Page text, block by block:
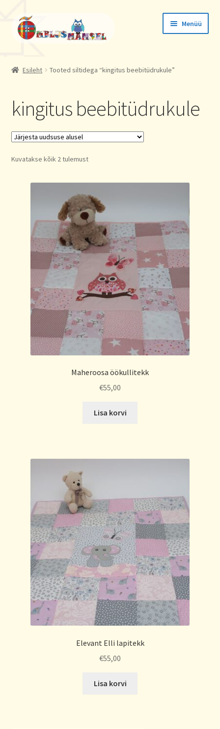
Liigu
navigeerimisele
Liigu
sisu
juurde
Menüü
Aadressid
Esileht Tooted siltidega “kingitus beebitüdrukule”
kingitus beebitüdrukule
Kuvatakse kõik 2 tulemustSorted
Maheroosa öökullitekk
€55,00
Lisa korvi
Elevant Elli lapitekk
€55,00
Lisa korvi